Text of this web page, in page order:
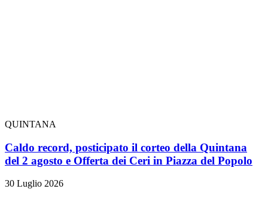
QUINTANA
Caldo record, posticipato il corteo della Quintana
del 2 agosto e Offerta dei Ceri in Piazza del Popolo
30 Luglio 2026